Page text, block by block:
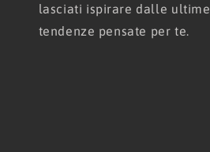
lasciati ispirare dalle ultime
tendenze pensate per te.